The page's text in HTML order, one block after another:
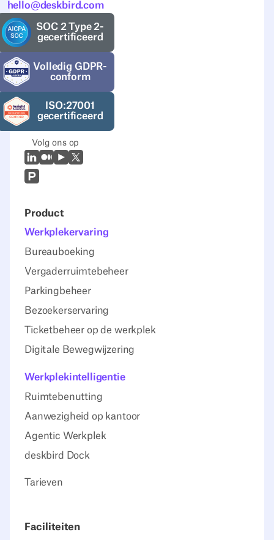
hello@deskbird.com
SOC 2 Type 2-
gecertificeerd
Volledig GDPR-
conform
ISO:27001
gecertificeerd
Volg ons op
LinkedIn
Medium
YoutubeX (Twitter)
Prodcut Hunt
Product
Werkplekervaring
Bureauboeking
Vergaderruimtebeheer
Parkingbeheer
Bezoekerservaring
Ticketbeheer op de werkplek
Digitale Bewegwijzering
Werkplekintelligentie
Ruimtebenutting
Aanwezigheid op kantoor
Agentic Werkplek
deskbird Dock
Tarieven
Faciliteiten